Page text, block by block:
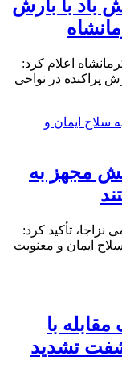
با بارش
اعلام کرد:
پراکنده در نواحی
مجهز به
۲۸۴ شهید رستمی نزاجا، تأکید کرد:
ایمان و معنویت
با
تشدید